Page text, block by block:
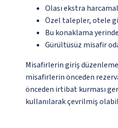
Olası ekstra
Özel talepler, otele
Bu konaklama
Gürültüsüz misafir
Misafirlerin giriş
misafirlerin önceden
önceden irtibat kurması
kullanılarak çevrilmiş